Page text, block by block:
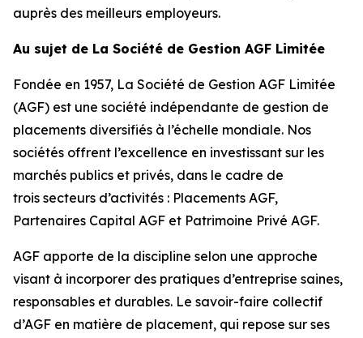
auprès des meilleurs employeurs.
Au sujet de La Société de Gestion AGF Limitée
Fondée en 1957, La Société de Gestion AGF Limitée
(AGF) est une société indépendante de gestion de
placements diversifiés à l’échelle mondiale. Nos
sociétés offrent l’excellence en investissant sur les
marchés publics et privés, dans le cadre de
trois secteurs d’activités : Placements AGF,
Partenaires Capital AGF et Patrimoine Privé AGF.
AGF apporte de la discipline selon une approche
visant à incorporer des pratiques d’entreprise saines,
responsables et durables. Le savoir-faire collectif
d’AGF en matière de placement, qui repose sur ses